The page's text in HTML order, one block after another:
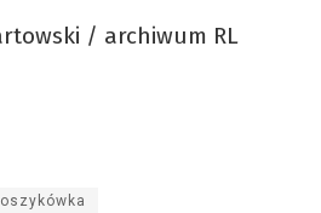
/ archiwum RL